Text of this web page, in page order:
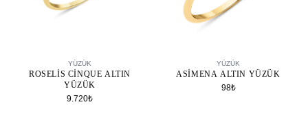
YÜZÜK
ROSELIS CINQUE ALTIN
YÜZÜK
9.720₺
YÜZÜK
ASIMENA ALTIN YÜZÜK
98₺